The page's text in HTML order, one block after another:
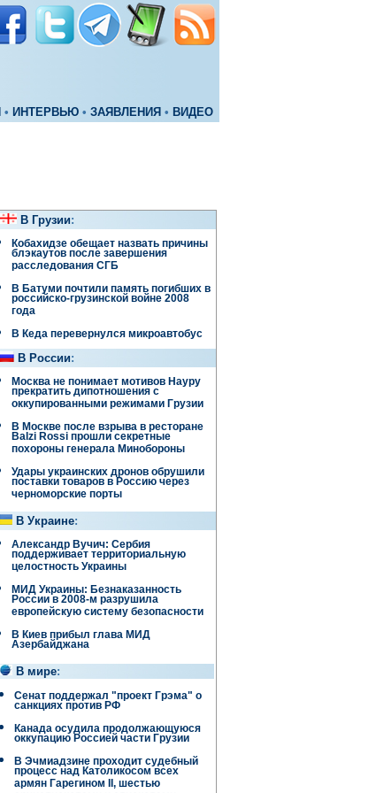
• ИНТЕРВЬЮ • ЗАЯВЛЕНИЯ • ВИДЕО
В Грузии:
Кобахидзе обещает назвать причины
блэкаутов после завершения
расследования СГБ
В Батуми почтили память погибших в
российско-грузинской войне 2008
года
В Кеда перевернулся микроавтобус
В России:
Москва не понимает мотивов Науру
прекратить дипотношения с
оккупированными режимами Грузии
В Москве после взрыва в ресторане
Balzi Rossi прошли секретные
похороны генерала Минобороны
Удары украинских дронов обрушили
поставки товаров в Россию через
черноморские порты
В Украине:
Александр Вучич: Сербия
поддерживает территориальную
целостность Украины
МИД Украины: Безнаказанность
России в 2008-м разрушила
европейскую систему безопасности
В Киев прибыл глава МИД
Азербайджана
В мире:
Сенат поддержал "проект Грэма" о
санкциях против РФ
Канада осудила продолжающуюся
оккупацию Россией части Грузии
В Эчмиадзине проходит судебный
процесс над Католикосом всех
армян Гарегином II, шестью